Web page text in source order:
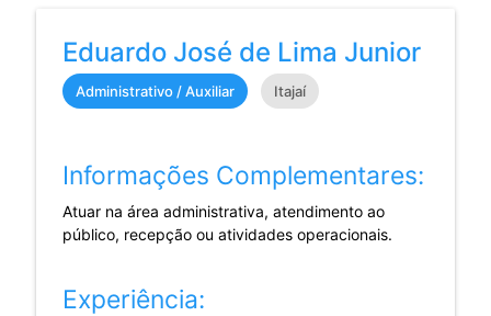
Eduardo José de Lima Junior
Administrativo / Auxiliar Itajaí
Informações Complementares:
Atuar na área administrativa, atendimento ao
público, recepção ou atividades operacionais.
Experiência: